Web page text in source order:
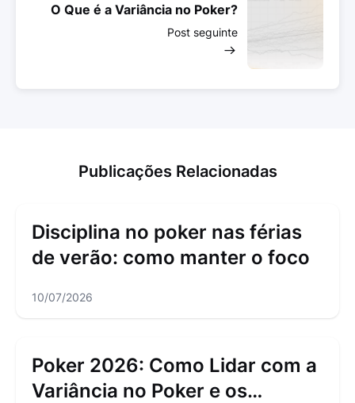
O Que é a Variância no Poker?
Post seguinte
Publicações Relacionadas
Disciplina no poker nas férias
de verão: como manter o foco
10/07/2026
Poker 2026: Como Lidar com a
Variância no Poker e os